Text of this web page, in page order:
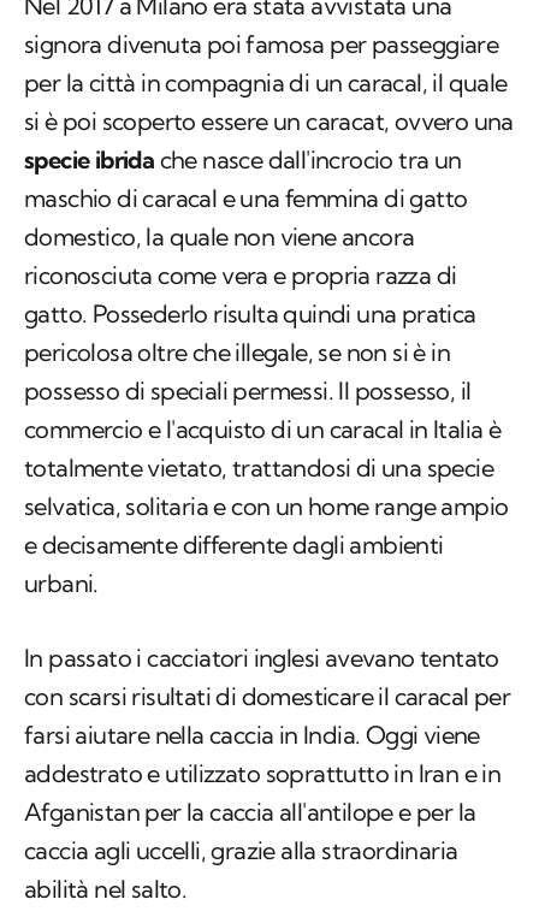
si è poi scoperto essere un caracat, ovvero una
specie ibridache nasce dall'incrocio tra un
maschio di caracal e una femmina di gatto
domestico, la quale non viene ancora
riconosciuta come vera e propria razza di
gatto. Possederlo risulta quindi una pratica
pericolosa oltre che illegale, se non si è in
possesso di speciali permessi. Il possesso, il
commercio e l'acquisto di un caracal in Italia è
totalmente vietato, trattandosi di una specie
selvatica, solitaria e con unhome rangeampio
e decisamente differente dagli ambienti
urbani.
In passato i cacciatori inglesi avevano tentato
con scarsi risultati di domesticare il caracal per
addestrato e utilizzato soprattutto in Iran e in
Afganistan per la caccia all'antilope e per la
caccia agli uccelli, grazie alla straordinaria
abilità nel salto.
Continua a leggere